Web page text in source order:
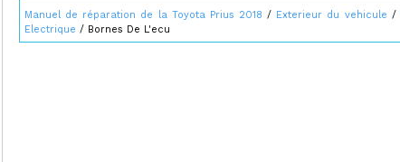
Manuel de réparation de la Toyota Prius 2018 / Exterieur du vehicule /
Electrique / Bornes De L'ecu